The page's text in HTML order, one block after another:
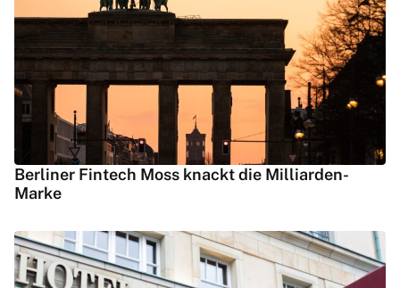
Berliner Fintech Moss knackt die Milliarden-
Marke